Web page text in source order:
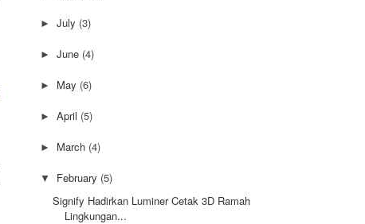
► July (3)
► June (4)
► May (6)
► April (5)
► March (4)
▼ February (5)
Signify Hadirkan Luminer Cetak 3D Ramah
Lingkungan...